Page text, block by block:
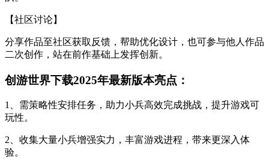
【社区讨论】
分享作品至社区获取反馈，帮助优化设计，也可参与他人作品
二次创作，站在前作基础上发挥创新。
创游世界下载2025年最新版本亮点：
1、需策略性安排任务，助力小兵高效完成挑战，提升游戏可
玩性。
2、收集大量小兵增强实力，丰富游戏进程，带来更深入体
验。